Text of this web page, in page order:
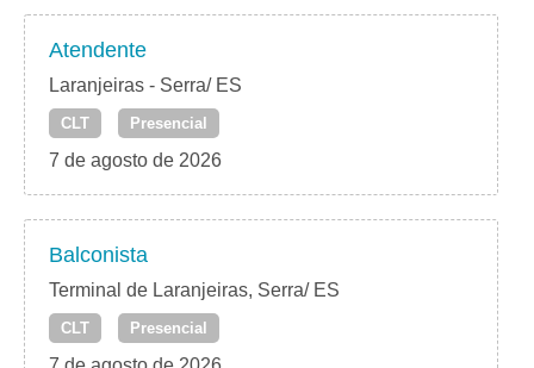
Atendente
Laranjeiras - Serra/ ES
CLT Presencial
7 de agosto de 2026
Balconista
Terminal de Laranjeiras, Serra/ ES
CLT Presencial